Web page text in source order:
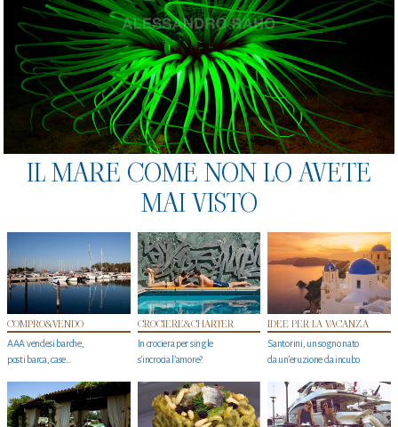
IL MARE COME NON LO AVETE
MAI VISTO
COMPRO&VENDO
AAA vendesi barche,
posti barca, case…
CROCIERE&CHARTER
In crociera per single
s'incrocia l’amore?
IDEE PER LA VACANZA
Santorini, un sogno nato
da un’eruzione da incubo